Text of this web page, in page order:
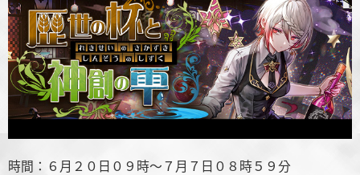
時間：６月２０日０９時～７月７日０８時５９分